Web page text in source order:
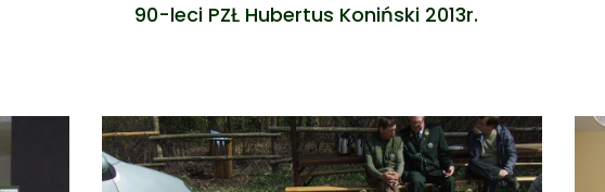
90-leci PZŁ Hubertus Koniński 2013r.